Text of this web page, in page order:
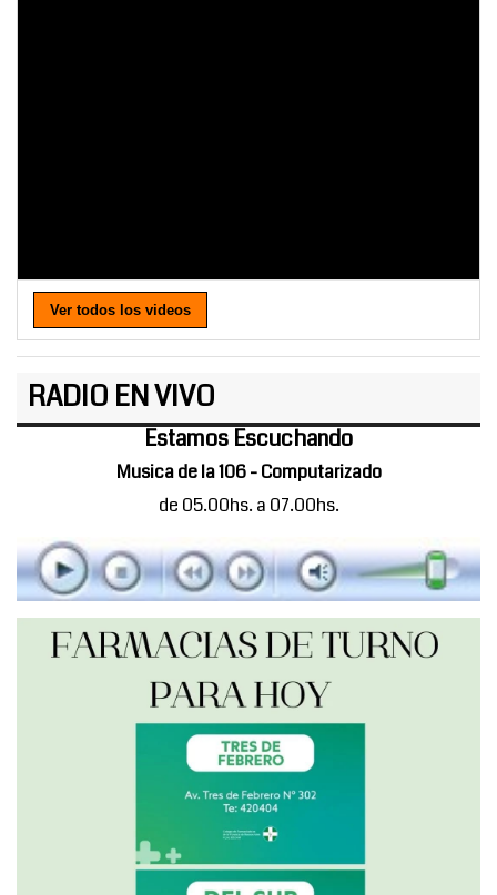
Ver todos los videos
RADIO EN VIVO
Estamos Escuchando
Musica de la 106 - Computarizado
de 05.00hs. a 07.00hs.